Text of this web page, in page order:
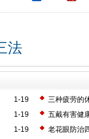
法
1-19
三种疲劳的
1-19
五戴有害健
1-19
老花眼防治